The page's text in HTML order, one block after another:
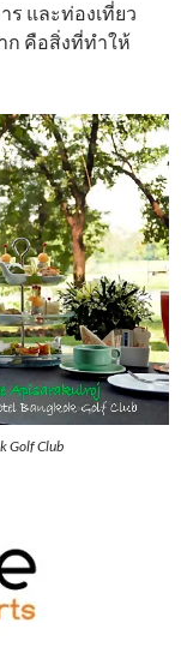
และท่องเที่ยว
ก คือสิ่งที่ทำให้
Golf Club